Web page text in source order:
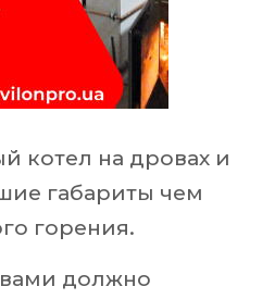
котел на дровах и
габариты чем
горения.
должно